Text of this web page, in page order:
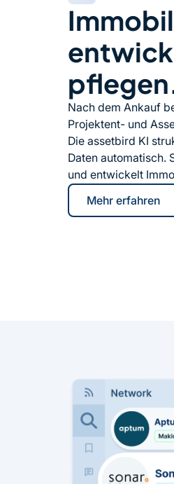
Nach dem Ankauf
Projektent- und
Die assetbird KI
Daten automatisch.
und entwickelt
Mehr erfahren